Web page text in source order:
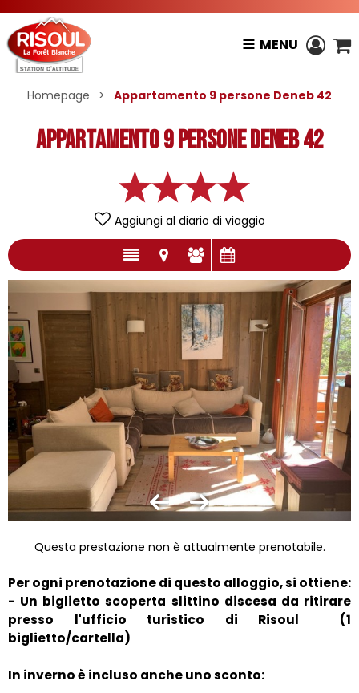
MENU
Homepage > Appartamento 9 persone Deneb 42
Appartamento 9 persone Deneb 42
Aggiungi al diario di viaggio
Questa prestazione non è attualmente prenotabile.
Per ogni prenotazione di questo alloggio, si ottiene:
- Un biglietto scoperta slittino discesa da ritirare
presso l'ufficio turistico di Risoul
(1
biglietto/cartella)
In inverno è incluso anche uno sconto: